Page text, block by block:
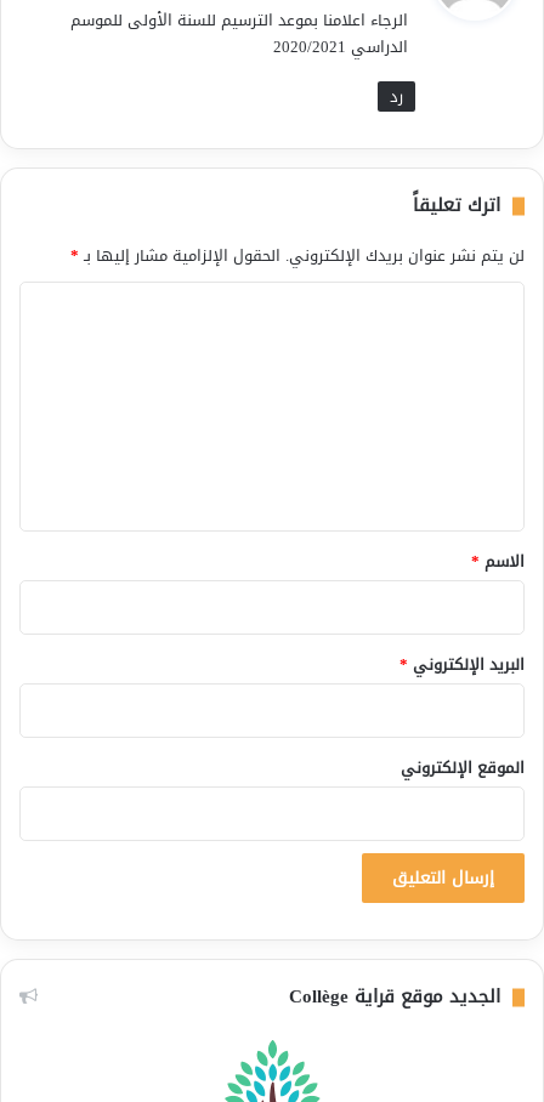
ل
الرجاء اعلامنا بموعد الترسيم للسنة الأولى للموسم
الدراسي 2020/2021
رد
اترك تعليقاً
لن يتم نشر عنوان بريدك الإلكتروني. الحقول الإلزامية مشار إليها بـ*
*
الاسم *
البريد الإلكتروني *
الموقع الإلكتروني
الجديد موقع قراية Collège